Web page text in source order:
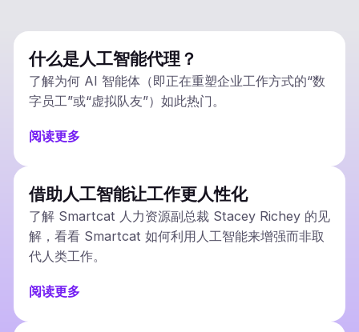
什么是人工智能代理？
了解为何 AI 智能体（即正在重塑企业工作方式的“数
字员工”或“虚拟队友”）如此热门。
阅读更多
借助人工智能让工作更人性化
了解 Smartcat 人力资源副总裁 Stacey Richey 的见
解，看看 Smartcat 如何利用人工智能来增强而非取
代人类工作。
阅读更多